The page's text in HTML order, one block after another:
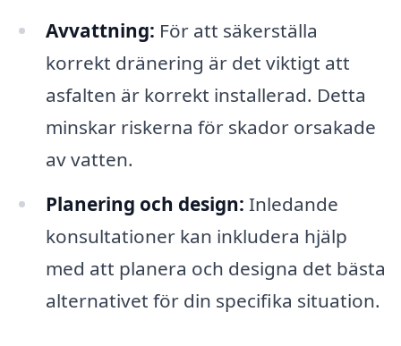
Avvattning: För att säkerställa
korrekt dränering är det viktigt att
asfalten är korrekt installerad. Detta
minskar riskerna för skador orsakade
av vatten.
Planering och design: Inledande
konsultationer kan inkludera hjälp
med att planera och designa det bästa
alternativet för din specifika situation.